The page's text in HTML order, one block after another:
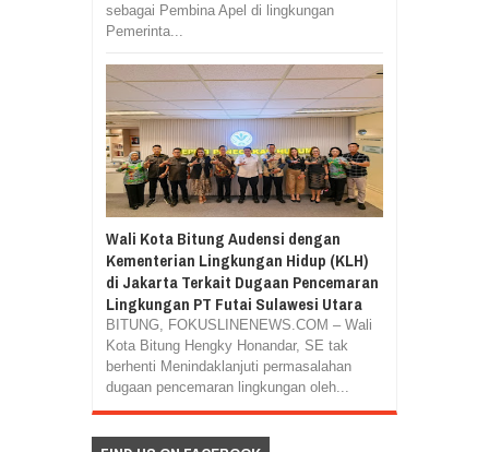
sebagai Pembina Apel di lingkungan
Pemerinta...
Wali Kota Bitung Audensi dengan
Kementerian Lingkungan Hidup (KLH)
di Jakarta Terkait Dugaan Pencemaran
Lingkungan PT Futai Sulawesi Utara
BITUNG, FOKUSLINENEWS.COM – Wali
Kota Bitung Hengky Honandar, SE tak
berhenti Menindaklanjuti permasalahan
dugaan pencemaran lingkungan oleh...